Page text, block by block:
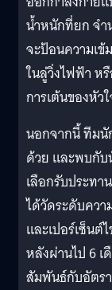
น้ำหนักที่ยก จำ
จะป้อนความเข้
ในลู่วิ่งไฟฟ้า ห
การเต้นของหัว
นอกจากนี้ ทีมนั
ด้วย และพบกับ
เลือกรับประท
ได้วัดระดับคว
และเปอร์เซ็นต์
หลังผ่านไป 6
สัมพันธ์กับอัตร